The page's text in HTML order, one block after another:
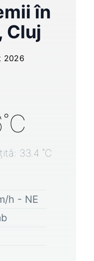
în
, Cluj
2026
˚C
33.4 ˚C
h - NE